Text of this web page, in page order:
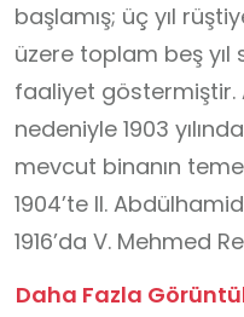
başlamış; üç yıl
üzere toplam beş
faaliyet göstermiştir.
nedeniyle 1903
mevcut binanın
1904’te II.
1916’da V. Mehmed
tamamlanmıştır. Okul
Daha Fazla